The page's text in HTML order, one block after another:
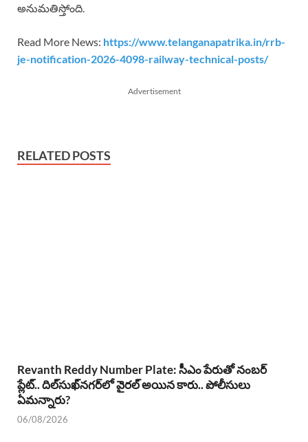
అనుమతిస్తోంది.
Read More News: https://www.telanganapatrika.in/rrb-
je-notification-2026-4098-railway-technical-posts/
Advertisement
RELATED POSTS
Revanth Reddy Number Plate: సీఎం పేరుతో నంబర్
ప్లేట్.. దిల్‌సుఖ్‌నగర్‌లో వైరల్ అయిన కారు.. పోలీసులు
ఏమన్నారు?
06/08/2026